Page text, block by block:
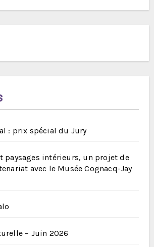
: prix spécial du Jury
paysages intérieurs, un projet de
avec le Musée Cognacq-Jay
– Juin 2026